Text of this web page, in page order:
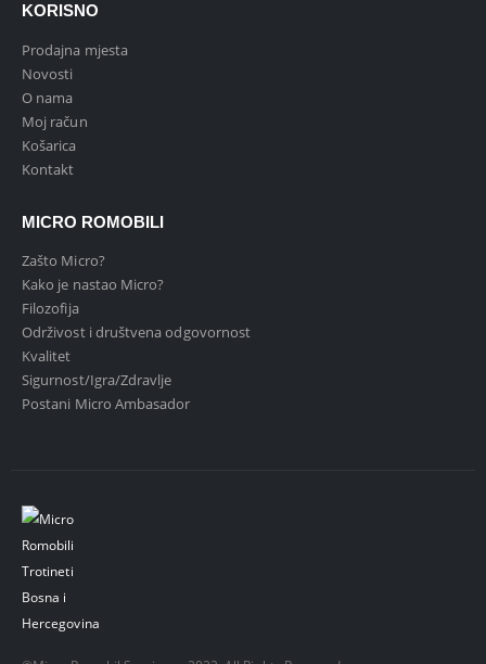
KORISNO
Prodajna mjesta
Novosti
O nama
Moj račun
Košarica
Kontakt
MICRO ROMOBILI
Zašto Micro?
Kako je nastao Micro?
Filozofija
Održivost i društvena odgovornost
Kvalitet
Sigurnost/Igra/Zdravlje
Postani Micro Ambasador